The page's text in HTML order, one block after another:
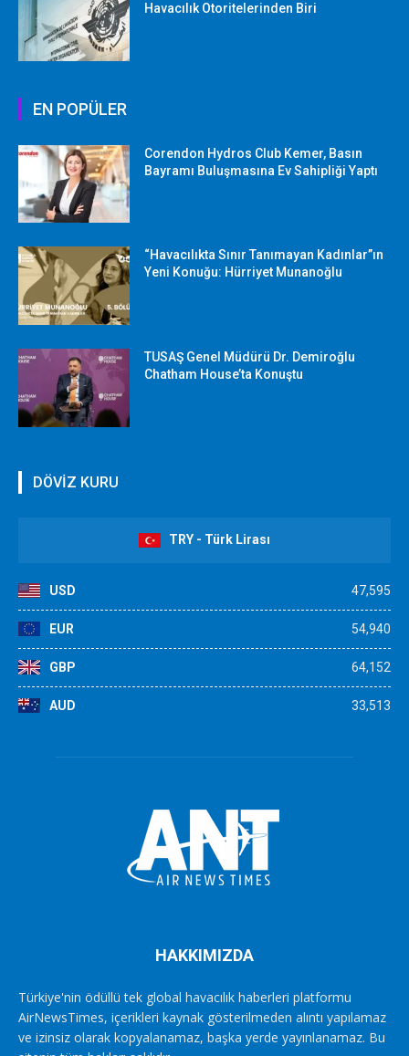
Havacılık Otoritelerinden Biri
EN POPÜLER
Corendon Hydros Club Kemer, Basın
Bayramı Buluşmasına Ev Sahipliği Yaptı
“Havacılıkta Sınır Tanımayan Kadınlar”ın
Yeni Konuğu: Hürriyet Munanoğlu
TUSAŞ Genel Müdürü Dr. Demiroğlu
Chatham House’ta Konuştu
DÖVİZ KURU
TRY - Türk Lirası
USD 47,595
EUR 54,940
GBP 64,152
AUD 33,513
HAKKIMIZDA
Türkiye'nin ödüllü tek global havacılık haberleri platformu
AirNewsTimes, içerikleri kaynak gösterilmeden alıntı yapılamaz
ve izinsiz olarak kopyalanamaz, başka yerde yayınlanamaz. Bu